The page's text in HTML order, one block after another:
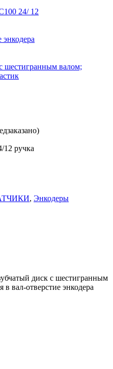
24/ 12
энкодера
шестигранным валом;
12 ручка
, Энкодеры
диск с шестигранным
вал-отверстие энкодера